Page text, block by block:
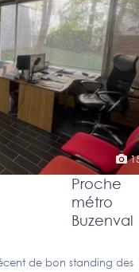
Proche
métro
Buzenval
de bon standing des